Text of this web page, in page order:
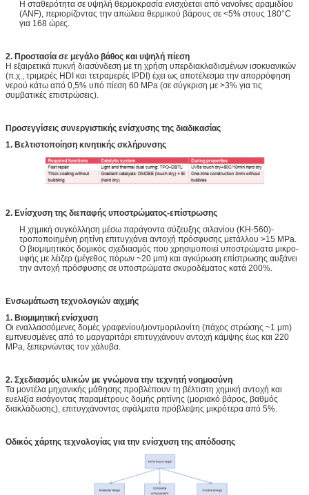
Η σταθερότητα σε υψηλή θερμοκρασία ενισχύεται από νανοΐνες αραμιδίου
(ANF), περιορίζοντας την απώλεια θερμικού βάρους σε <5% στους 180°C
για 168 ώρες.
2. Προστασία σε μεγάλο βάθος και υψηλή πίεση
Η εξαιρετικά πυκνή διασύνδεση με τη χρήση υπερδιακλαδισμένων ισοκυανικών
(π.χ., τριμερές HDI και τετραμερές IPDI) έχει ως αποτέλεσμα την απορρόφηση
νερού κάτω από 0,5% υπό πίεση 60 MPa (σε σύγκριση με >3% για τις
συμβατικές επιστρώσεις).
Προσεγγίσεις συνεργιστικής ενίσχυσης της διαδικασίας
1. Βελτιστοποίηση κινητικής σκλήρυνσης
2. Ενίσχυση της διεπαφής υποστρώματος-επίστρωσης
Η χημική συγκόλληση μέσω παράγοντα σύζευξης σιλανίου (KH-560)-
τροποποιημένη ρητίνη επιτυγχάνει αντοχή πρόσφυσης μετάλλου >15 MPa.
Ο βιομιμητικός δομικός σχεδιασμός που χρησιμοποιεί υποστρώματα μικρο-
υφής με λέιζερ (μέγεθος πόρων ~20 μm) και αγκύρωση επίστρωσης αυξάνει
την αντοχή πρόσφυσης σε υποστρώματα σκυροδέματος κατά 200%.
Ενσωμάτωση τεχνολογιών αιχμής
1. Βιομιμητική ενίσχυση
Οι εναλλασσόμενες δομές γραφενίου/μοντμοριλονίτη (πάχος στρώσης ~1 μm)
εμπνευσμένες από το μαργαριτάρι επιτυγχάνουν αντοχή κάμψης έως και 220
MPa, ξεπερνώντας τον χάλυβα.
2. Σχεδιασμός υλικών με γνώμονα την τεχνητή νοημοσύνη
Τα μοντέλα μηχανικής μάθησης προβλέπουν τη βέλτιστη χημική αντοχή και
ευελιξία εισάγοντας παραμέτρους δομής ρητίνης (μοριακό βάρος, βαθμός
διακλάδωσης), επιτυγχάνοντας σφάλματα πρόβλεψης μικρότερα από 5%.
Οδικός χάρτης τεχνολογίας για την ενίσχυση της απόδοσης